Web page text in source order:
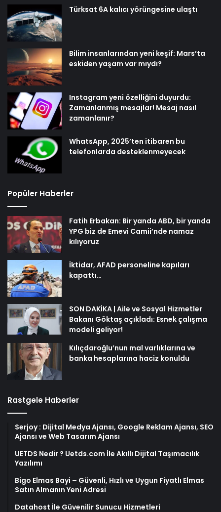
Türksat 6A kalıcı yörüngesine ulaştı
Bilim insanlarından yeni keşif: Mars’ta
eskiden yaşam var mıydı?
Instagram yeni özelliğini duyurdu:
Zamanlanmış mesajlar! Mesaj nasıl
zamanlanır?
WhatsApp, 2025’ten itibaren bu
telefonlarda desteklenmeyecek
Popüler Haberler
Fatih Erbakan: Bir yanda ABD, bir yanda
YPG biz de Emevi Camii’nde namaz
kılıyoruz
İktidar, AFAD personeline kapıları
kapattı…
SON DAKİKA | Aile ve Sosyal Hizmetler
Bakanı Göktaş açıkladı: Esnek çalışma
modeli geliyor!
Kılıçdaroğlu’nun mal varlıklarına ve
banka hesaplarına haciz konuldu
Rastgele Haberler
Serjoy : Dijital Medya Ajansı, Google Reklam Ajansı, SEO
Ajansı ve Web Tasarım Ajansı
UETDS Nedir ? Uetds.com İle Akıllı Dijital Taşımacılık
Yazılımı
Bigo Elmas Bayi – Güvenli, Hızlı ve Uygun Fiyatlı Elmas
Satın Almanın Yeni Adresi
Datahost İle Güvenilir Sunucu Hizmetleri